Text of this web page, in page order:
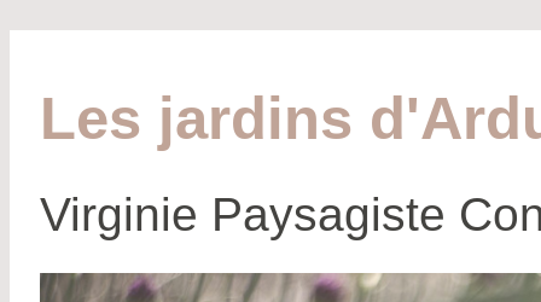
Les jardins
Virginie Paysagiste